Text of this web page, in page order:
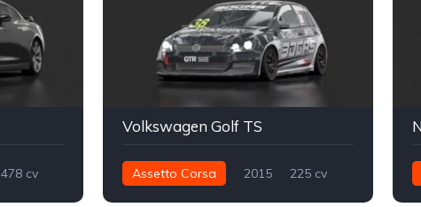
478 cv
Volkswagen Golf TS
Assetto Corsa 2015
225 cv